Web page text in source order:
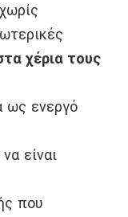
χέρια τους
ως ενεργό
είναι
που